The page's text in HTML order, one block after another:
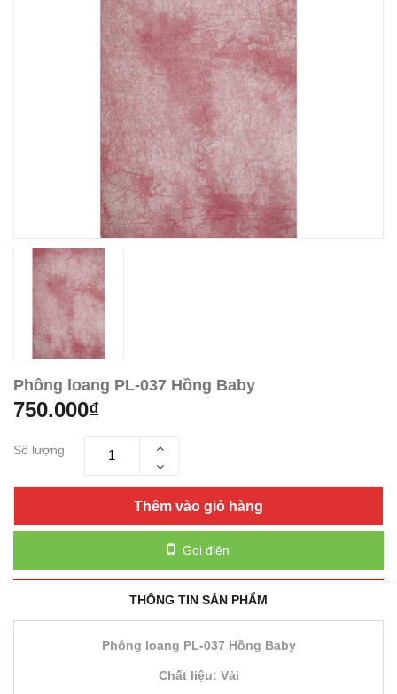
Phông loang PL-037 Hồng Baby
750.000₫
Số lượng
Thêm vào giỏ hàng
Gọi điện
THÔNG TIN SẢN PHẨM
Phông loang PL-037 Hồng Baby
Chất liệu: Vải